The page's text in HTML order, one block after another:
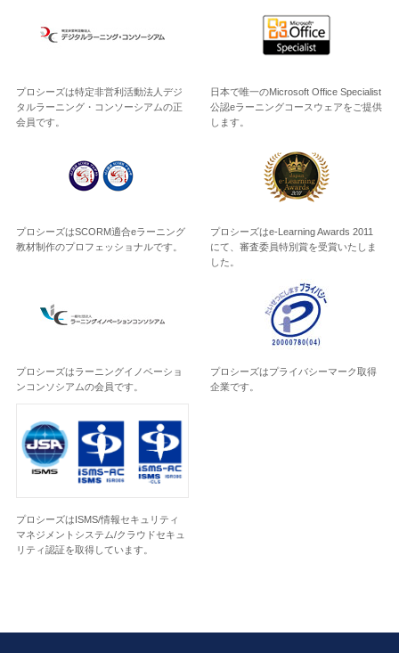
プロシーズは特定非営利活動法人デジ
タルラーニング・コンソーシアムの正
会員です。
日本で唯一のMicrosoft Office Specialist
公認eラーニングコースウェアをご提供
します。
プロシーズはSCORM適合eラーニング
教材制作のプロフェッショナルです。
プロシーズはe-Learning Awards 2011
にて、審査委員特別賞を受賞いたしま
した。
プロシーズはラーニングイノベーショ
ンコンソシアムの会員です。
プロシーズはプライバシーマーク取得
企業です。
プロシーズはISMS/情報セキュリティ
マネジメントシステム/クラウドセキュ
リティ認証を取得しています。